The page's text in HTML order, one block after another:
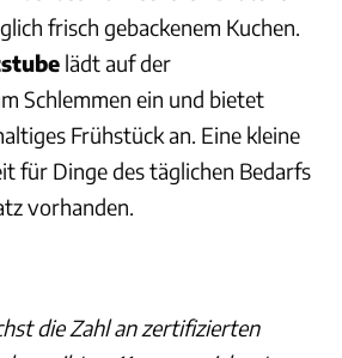
frisch gebackenem Kuchen.
lädt auf der
Schlemmen ein und bietet
Frühstück an. Eine kleine
für Dinge des täglichen Bedarfs
vorhanden.
die Zahl an zertifizierten